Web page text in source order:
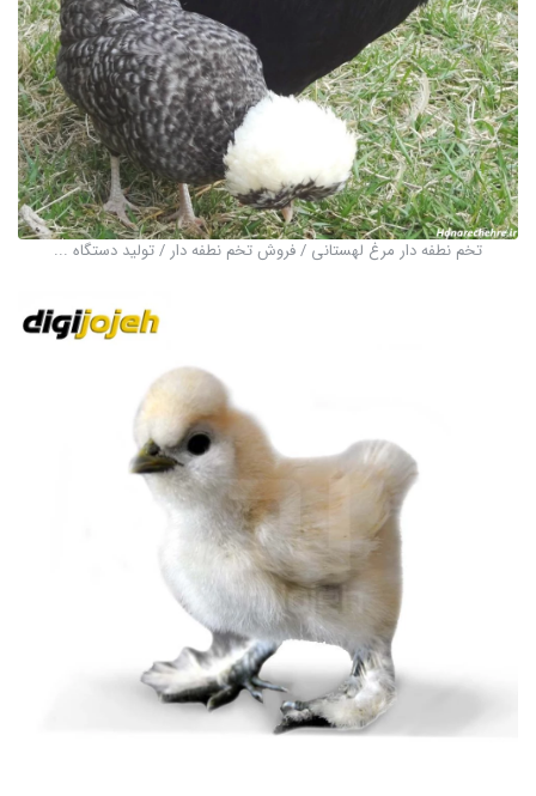
تخم نطفه دار مرغ لهستانی / فروش تخم نطفه دار / تولید دستگاه ...